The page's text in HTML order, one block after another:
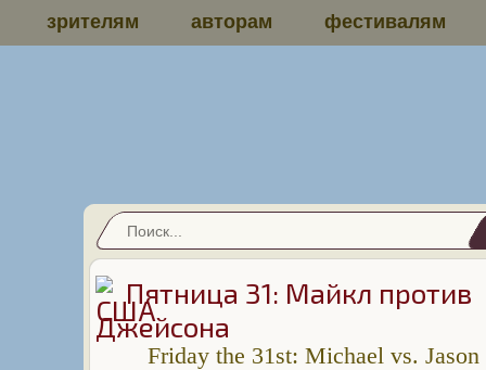
зрителям авторам фестивалям
Пятница 31: Майкл против
Джейсона
Friday the 31st: Michael vs. Jason